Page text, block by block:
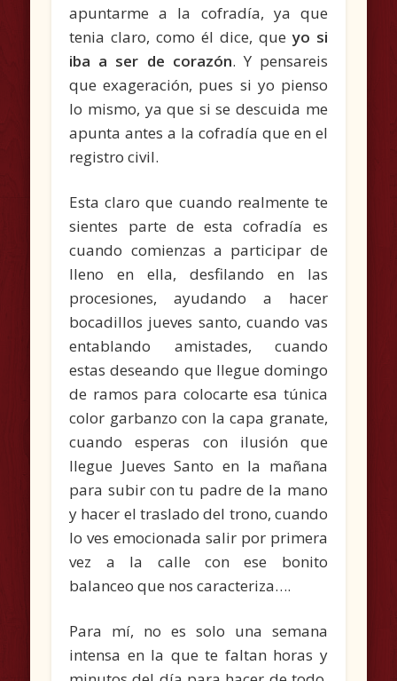
apuntarme a la cofradía, ya que
tenia claro, como él dice, queyo si
iba a ser de corazón. Y pensareis
que exageración, pues si yo pienso
lo mismo, ya que si se descuida me
apunta antes a la cofradía que en el
registro civil.
Esta claro que cuando realmente te
sientes parte de esta cofradía es
cuando comienzas a participar de
lleno en ella, desfilando en las
procesiones, ayudando a hacer
bocadillos jueves santo, cuando vas
entablando amistades, cuando
estas deseando que llegue domingo
de ramos para colocarte esa túnica
color garbanzo con la capa granate,
cuando esperas con ilusión que
llegue Jueves Santo en la mañana
para subir con tu padre de la mano
y hacer el traslado del trono, cuando
lo ves emocionada salir por primera
vez a la calle con ese bonito
balanceo que nos caracteriza….
Para mí, no es solo una semana
intensa en la que te faltan horas y